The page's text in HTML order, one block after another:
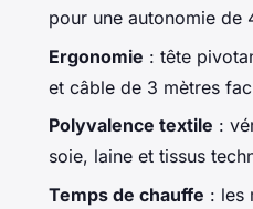
pour une autonomie de
Ergonomie : tête
et câble de 3 mètres
Polyvalence textile :
soie, laine et tissus
Temps de chauffe : les